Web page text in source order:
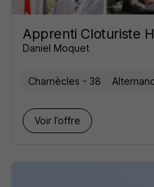
Apprenti Cloturiste
Daniel Moquet
Charnècles - 38
Voir l’offre